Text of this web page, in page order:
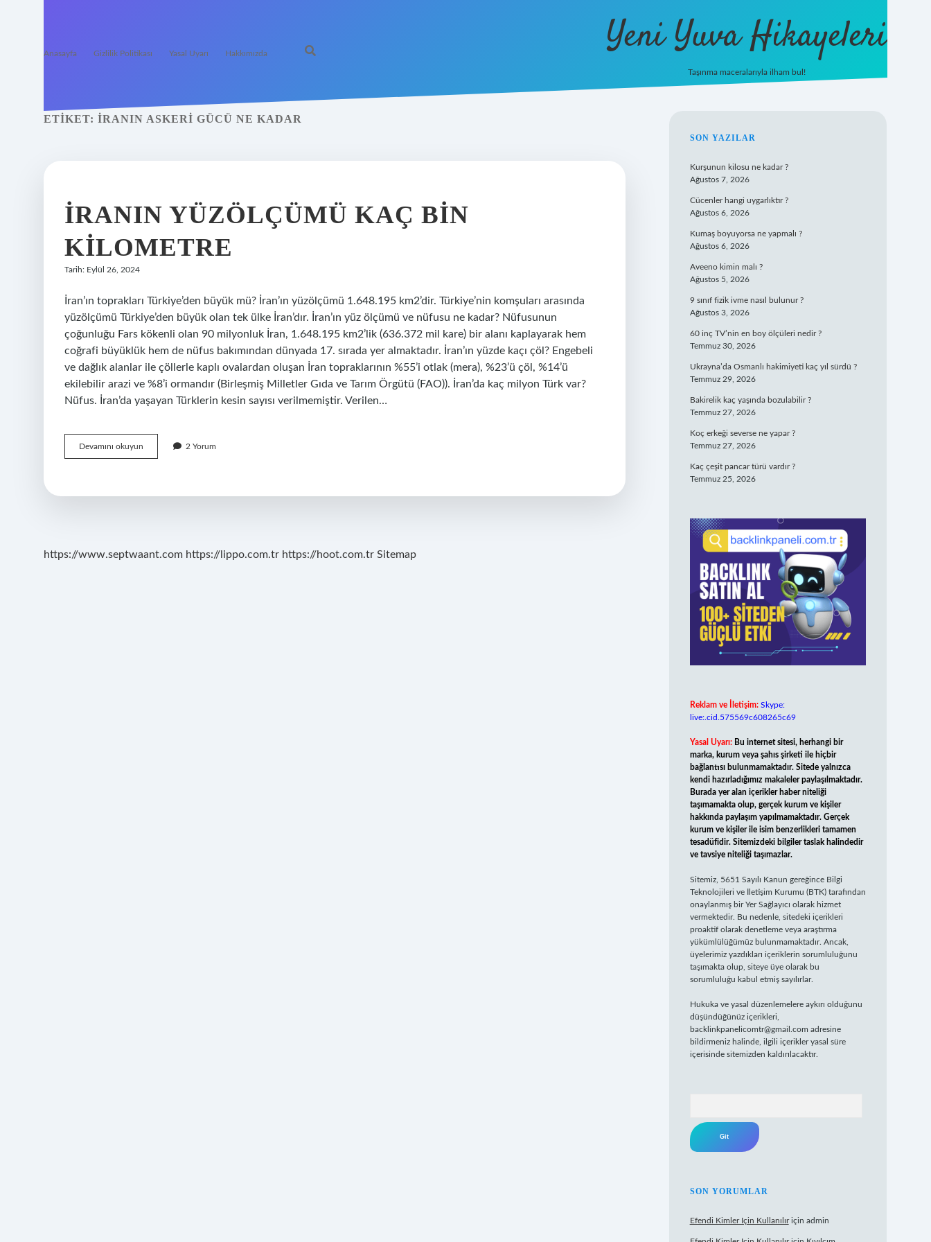
Anasayfa Gizlilik Politikası Yasal Uyarı Hakkımızda Yeni Yuva Hikayeleri
Taşınma maceralarıyla ilham bul!
ETIKET: İRANIN ASKERI GÜCÜ NE KADAR
İRANIN YÜZÖLÇÜMÜ KAÇ BIN
KILOMETRE
Tarih: Eylül 26, 2024
İran’ın toprakları Türkiye’den büyük mü? İran’ın yüzölçümü 1.648.195 km2’dir. Türkiye’nin komşuları arasında
yüzölçümü Türkiye’den büyük olan tek ülke İran’dır. İran’ın yüz ölçümü ve nüfusu ne kadar? Nüfusunun
çoğunluğu Fars kökenli olan 90 milyonluk İran, 1.648.195 km2’lik (636.372 mil kare) bir alanı kaplayarak hem
coğrafi büyüklük hem de nüfus bakımından dünyada 17. sırada yer almaktadır. İran’ın yüzde kaçı çöl? Engebeli
ve dağlık alanlar ile çöllerle kaplı ovalardan oluşan İran topraklarının %55’i otlak (mera), %23’ü çöl, %14’ü
ekilebilir arazi ve %8’i ormandır (Birleşmiş Milletler Gıda ve Tarım Örgütü (FAO)). İran’da kaç milyon Türk var?
Nüfus. İran’da yaşayan Türklerin kesin sayısı verilmemiştir. Verilen…
Devamını okuyun
Yüzölçümü
Kilometre
2 Yorum
https://www.septwaant.com https://lippo.com.tr https://hoot.com.tr Sitemap
SIDEBAR
SON YAZILAR
Kurşunun kilosu ne kadar ?
Ağustos 7, 2026
Cücenler hangi uygarlıktır ?
Ağustos 6, 2026
Kumaş boyuyorsa ne yapmalı ?
Ağustos 6, 2026
Aveeno kimin malı ?
Ağustos 5, 2026
9 sınıf fizik ivme nasıl bulunur ?
Ağustos 3, 2026
60 inç TV’nin en boy ölçüleri nedir ?
Temmuz 30, 2026
Ukrayna’da Osmanlı hakimiyeti kaç yıl sürdü ?
Temmuz 29, 2026
Bakirelik kaç yaşında bozulabilir ?
Temmuz 27, 2026
Koç erkeği severse ne yapar ?
Temmuz 27, 2026
Kaç çeşit pancar türü vardır ?
Temmuz 25, 2026
Reklam ve İletişim: Skype:
live:.cid.575569c608265c69
Yasal Uyarı: Bu internet sitesi, herhangi bir
marka, kurum veya şahıs şirketi ile hiçbir
bağlantısı bulunmamaktadır. Sitede yalnızca
kendi hazırladığımız makaleler paylaşılmaktadır.
Burada yer alan içerikler haber niteliği
taşımamakta olup, gerçek kurum ve kişiler
hakkında paylaşım yapılmamaktadır. Gerçek
kurum ve kişiler ile isim benzerlikleri tamamen
tesadüfidir. Sitemizdeki bilgiler taslak halindedir
ve tavsiye niteliği taşımazlar.
Sitemiz, 5651 Sayılı Kanun gereğince Bilgi
Teknolojileri ve İletişim Kurumu (BTK) tarafından
onaylanmış bir Yer Sağlayıcı olarak hizmet
vermektedir. Bu nedenle, sitedeki içerikleri
proaktif olarak denetleme veya araştırma
yükümlülüğümüz bulunmamaktadır. Ancak,
üyelerimiz yazdıkları içeriklerin sorumluluğunu
taşımakta olup, siteye üye olarak bu
sorumluluğu kabul etmiş sayılırlar.
Hukuka ve yasal düzenlemelere aykırı olduğunu
düşündüğünüz içerikleri,
backlinkpanelicomtr@gmail.com adresine
bildirmeniz halinde, ilgili içerikler yasal süre
içerisinde sitemizden kaldırılacaktır.
SON YORUMLAR
Efendi Kimler Için Kullanılıriçin admin